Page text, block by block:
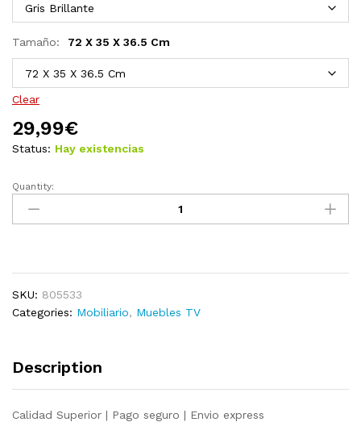
Tamaño: 72 X 35 X 36.5 Cm
Clear
29,99€
Status: Hay existencias
Mueble
para
TV
Sonoma
107x35x37
Quantity:
SKU: 805533
Categories: Mobiliario, Muebles TV
Description
Calidad Superior | Pago seguro | Envio express